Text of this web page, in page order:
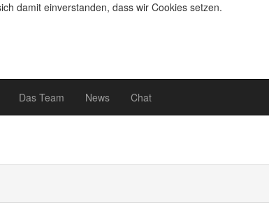
damit einverstanden, dass wir Cookies setzen.
Das Team News Chat